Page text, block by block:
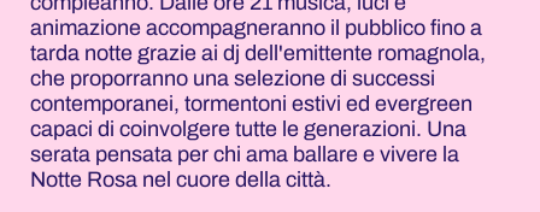
animazione accompagneranno il pubblico fino a
tarda notte grazie ai dj dell'emittente romagnola,
che proporranno una selezione di successi
contemporanei, tormentoni estivi ed evergreen
capaci di coinvolgere tutte le generazioni. Una
serata pensata per chi ama ballare e vivere la
Notte Rosa nel cuore della città.